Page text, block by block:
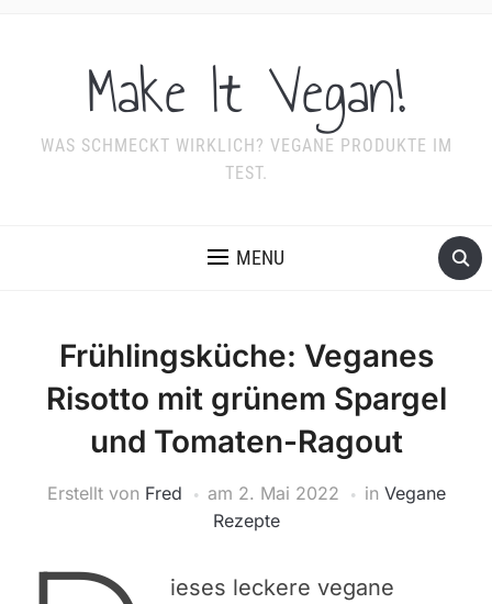
Make It Vegan!
WAS SCHMECKT WIRKLICH? VEGANE PRODUKTE IM
TEST.
MENU
Frühlingsküche: Veganes
Risotto mit grünem Spargel
und Tomaten-Ragout
Erstellt von Fred am 2. Mai 2022 in Vegane
Rezepte
ieses leckere vegane